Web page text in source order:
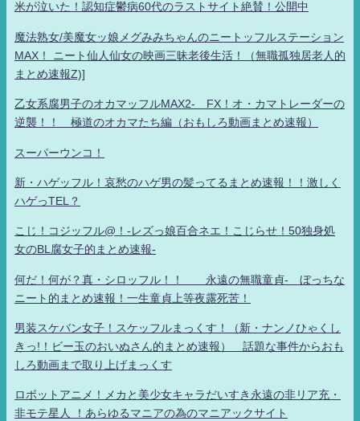
米が泣いた！認知症鬱病60代のラストサイト絶賛！公開中
魔法熟女/美魔女ッ娘メグみみちゃんのニートッフルステーション
MAX！ ニート仙人仙女の映画三昧老後生活！（無職孤独居老人的
まとめ速報Z)]
乙女系腐男子のオカマッフルMAX2- FX！オ・カマトレーダーの
逆襲！！ 極道のオカマたち編（おもしろ動画まとめ速報）
スーパーウンコ！
新・ハゲッフル！哀愁のハゲ男の髪ってるまとめ速報！！激しく
ハゲっTEL？
こじ！コジッフル@！-レズっ娘百合ネエ！こじらせ！50独身処
女のBL腐女子的まとめ速報-
何だ！何が？真・シロッフル！！ 永遠の無職童貞- ぼっちな
ニート的まとめ速報！一生童貞上等夜露死苦！
男装スケバン女子！スケッフルまっくす！（新・ナンノひゃくし
きっ!！ビー玉のおいぬさん的まとめ速報） 話題な事件からおも
しろ動画まで取り上げまっくす
ロボットアニメ！メカと美少女キャラだいすき永遠の非リア充・
非モテ星人 ！あらゆるマニアの為のマニアックサイト